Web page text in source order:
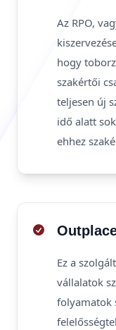
Az RPO,
hogy
szakértői
teljesen új
idő alatt
ehhez
Ez a
vállalatok
folyamatok